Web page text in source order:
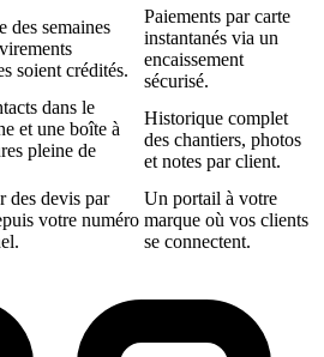
des semaines
soient crédités.
Paiements par carte
instantanés via un
encaissement
sécurisé.
dans le
et une boîte à
pleine de
Historique complet
des chantiers, photos
et notes par client.
des devis par
votre numéro
Un portail à votre
marque où vos clients
se connectent.